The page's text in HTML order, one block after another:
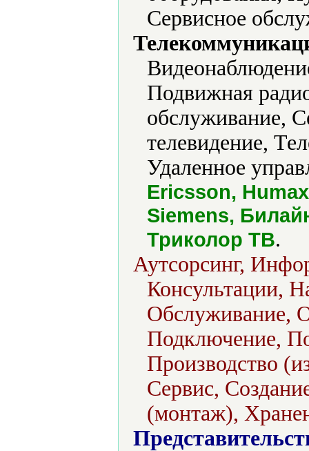
Сервисное
Подвижная
обслуживание,
телевидение,
Удаленное
Ericsson,
Siemens,
Триколор ТВ.
Аутсорсинг,
Консультации,
Обслуживание,
Подключение,
Производство
Сервис,
(монтаж),